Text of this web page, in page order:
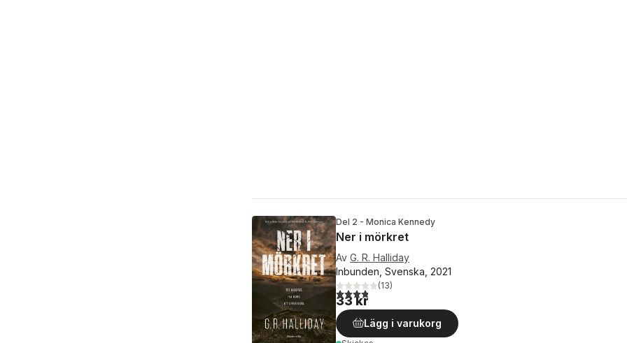
Del 2 - Monica Kennedy
Ner i mörkret
Av G. R. Halliday
Inbunden, Svenska, 2021
3,8utav 5 stjärnor. Totalt antal röster:
(13)
33 kr
Lägg i varukorg